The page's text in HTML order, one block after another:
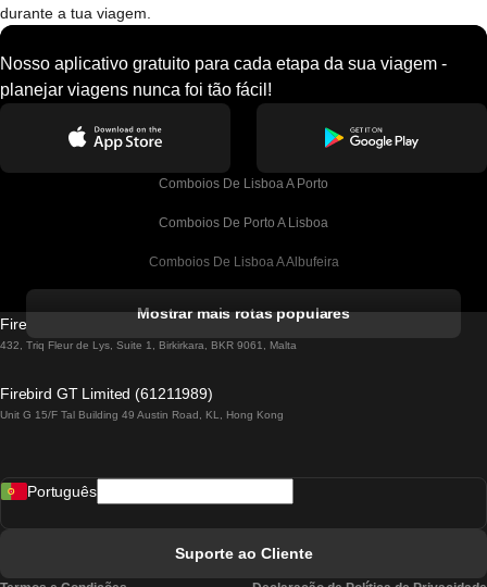
durante a tua viagem.
Nosso aplicativo gratuito para cada etapa da sua viagem -
planejar viagens nunca foi tão fácil!
Comboios De Lisboa A Porto
Comboios De Porto A Lisboa
Comboios De Lisboa A Albufeira
Comboios De Lisboa A Lagos
Comboios De Lisboa A Madrid
Mostrar mais rotas populares
Firebird GT Limited (OC 1451)
432, Triq Fleur de Lys, Suite 1, Birkirkara, BKR 9061, Malta
Firebird GT Limited (61211989)
Unit G 15/F Tal Building 49 Austin Road, KL, Hong Kong
Português
Suporte ao Cliente